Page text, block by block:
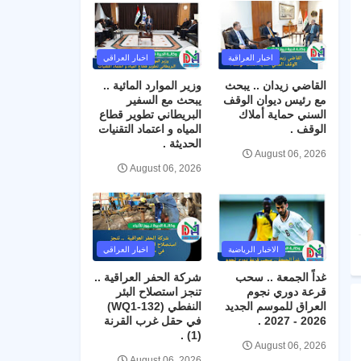
اخبار العراقية
القاضي زيدان .. يبحث
مع رئيس ديوان الوقف
السني حماية أملاك
الوقف .
August 06, 2026
اخبار العراقي
وزير الموارد المائية ..
يبحث مع السفير
البريطاني تطوير قطاع
المياه و اعتماد التقنيات
الحديثة .
August 06, 2026
الاخبار الرياضية
غداً الجمعة .. سحب
قرعة دوري نجوم
العراق للموسم الجديد
2026 - 2027 .
August 06, 2026
اخبار العراقي
شركة الحفر العراقية ..
تنجز استصلاح البئر
النفطي (WQ1-132)
في حقل غرب القرنة
(1) .